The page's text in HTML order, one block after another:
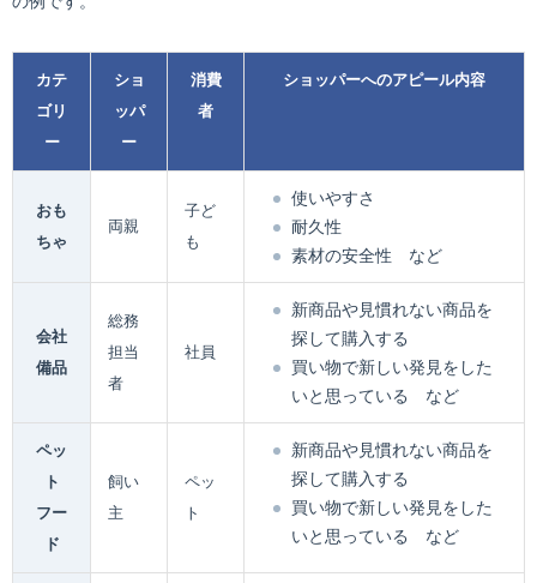
カテ
ゴリ
ー
ショ
ッパ
ー
消費
者
ショッパーへのアピール内容
おも
ちゃ
両親
子ど
も
使いやすさ
耐久性
素材の安全性 など
会社
備品
総務
担当
者
社員
新商品や見慣れない商品を
探して購入する
買い物で新しい発見をした
いと思っている など
ペッ
ト
フー
ド
飼い
主
ペッ
ト
新商品や見慣れない商品を
探して購入する
買い物で新しい発見をした
いと思っている など